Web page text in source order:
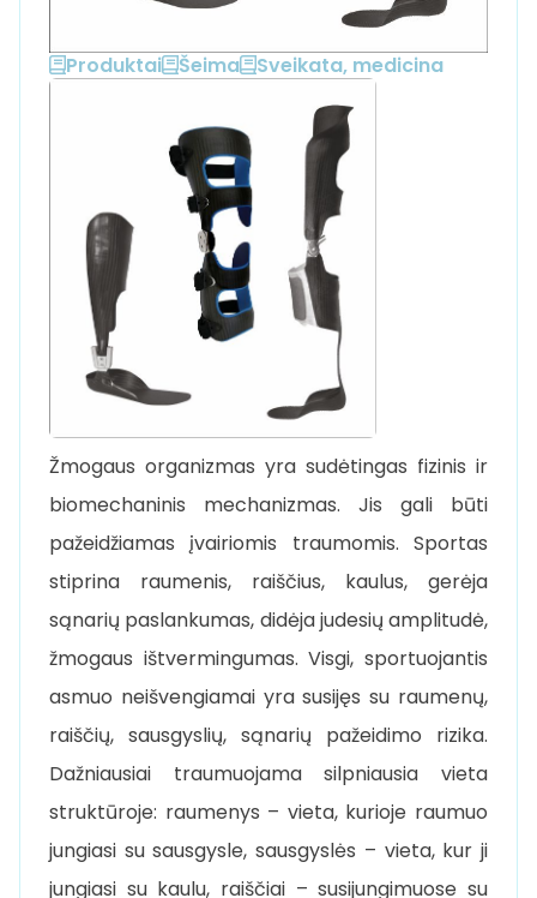
Produktai Šeima Sveikata, medicina
Žmogaus organizmas yra sudėtingas fizinis ir
biomechaninis mechanizmas. Jis gali būti
pažeidžiamas įvairiomis traumomis. Sportas
stiprina raumenis, raiščius, kaulus, gerėja
sąnarių paslankumas, didėja judesių amplitudė,
žmogaus ištvermingumas. Visgi, sportuojantis
asmuo neišvengiamai yra susijęs su raumenų,
raiščių, sausgyslių, sąnarių pažeidimo rizika.
Dažniausiai traumuojama silpniausia vieta
struktūroje: raumenys – vieta, kurioje raumuo
jungiasi su sausgysle, sausgyslės – vieta, kur ji
jungiasi su kaulu, raiščiai – susijungimuose su